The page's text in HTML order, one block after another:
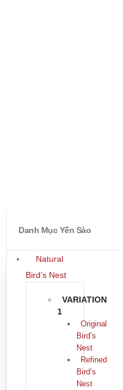
Danh Mục Yến Sào
Natural
Bird’s Nest
VARIATION
1
Original
Bird’s
Nest
Refined
Bird’s
Nest